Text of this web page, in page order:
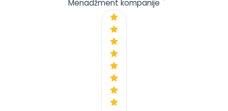
Menadžment kompanije